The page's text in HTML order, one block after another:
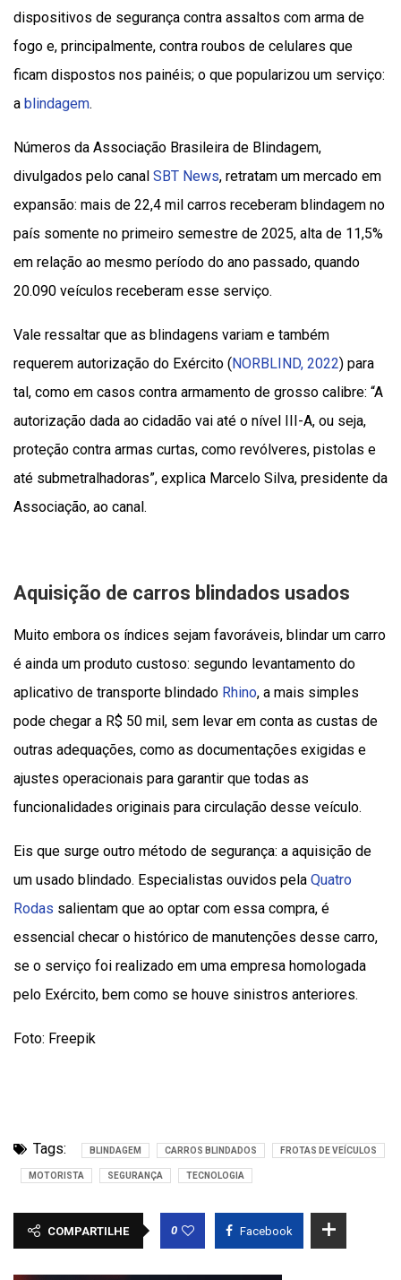
dispositivos de segurança contra assaltos com arma de
fogo e, principalmente, contra roubos de celulares que
ficam dispostos nos painéis; o que popularizou um serviço:
a blindagem.
Números da Associação Brasileira de Blindagem,
divulgados pelo canal SBT News, retratam um mercado em
expansão: mais de 22,4 mil carros receberam blindagem no
país somente no primeiro semestre de 2025, alta de 11,5%
em relação ao mesmo período do ano passado, quando
20.090 veículos receberam esse serviço.
Vale ressaltar que as blindagens variam e também
requerem autorização do Exército (NORBLIND, 2022) para
tal, como em casos contra armamento de grosso calibre: “A
autorização dada ao cidadão vai até o nível III-A, ou seja,
proteção contra armas curtas, como revólveres, pistolas e
até submetralhadoras”, explica Marcelo Silva, presidente da
Associação, ao canal.
Aquisição de carros blindados usados
Muito embora os índices sejam favoráveis, blindar um carro
é ainda um produto custoso: segundo levantamento do
aplicativo de transporte blindado Rhino, a mais simples
pode chegar a R$ 50 mil, sem levar em conta as custas de
outras adequações, como as documentações exigidas e
ajustes operacionais para garantir que todas as
funcionalidades originais para circulação desse veículo.
Eis que surge outro método de segurança: a aquisição de
um usado blindado. Especialistas ouvidos pela Quatro
Rodas salientam que ao optar com essa compra, é
essencial checar o histórico de manutenções desse carro,
se o serviço foi realizado em uma empresa homologada
pelo Exército, bem como se houve sinistros anteriores.
Foto: Freepik
Tags: BLINDAGEM CARROS BLINDADOS FROTAS DE VEÍCULOS
MOTORISTA SEGURANÇA TECNOLOGIA
COMPARTILHE 0 Facebook